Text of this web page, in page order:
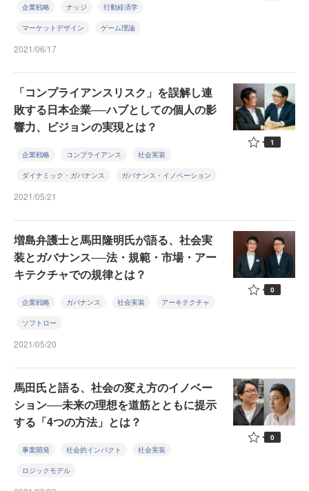
企業戦略 ナッジ 行動経済学
マーケットデザイン ゲーム理論
2021/06/17
「コンプライアンスリスク」を誤解し連
敗する日本企業──ハブとしての個人の影
響力、ビジョンの実現とは？
企業戦略 コンプライアンス 社会実装
ダイナミック・ガバナンス ガバナンス・イノベーション
2021/05/21
1
増島弁護士と馬田隆明氏が語る、社会実
装とガバナンス──法・規範・市場・アー
キテクチャでの規律とは？
企業戦略 ガバナンス 社会実装 アーキテクチャ
ソフトロー
2021/05/20
0
馬田氏と語る、社会の変え方のイノベー
ション──未来の理想を道筋とともに提示
する「4つの方法」とは？
事業開発 社会的インパクト 社会実装
ロジックモデル
0